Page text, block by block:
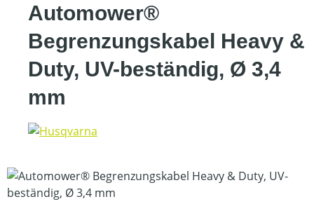
Automower®
Begrenzungskabel Heavy &
Duty, UV-beständig, Ø 3,4
mm
Bildergalerie überspringen